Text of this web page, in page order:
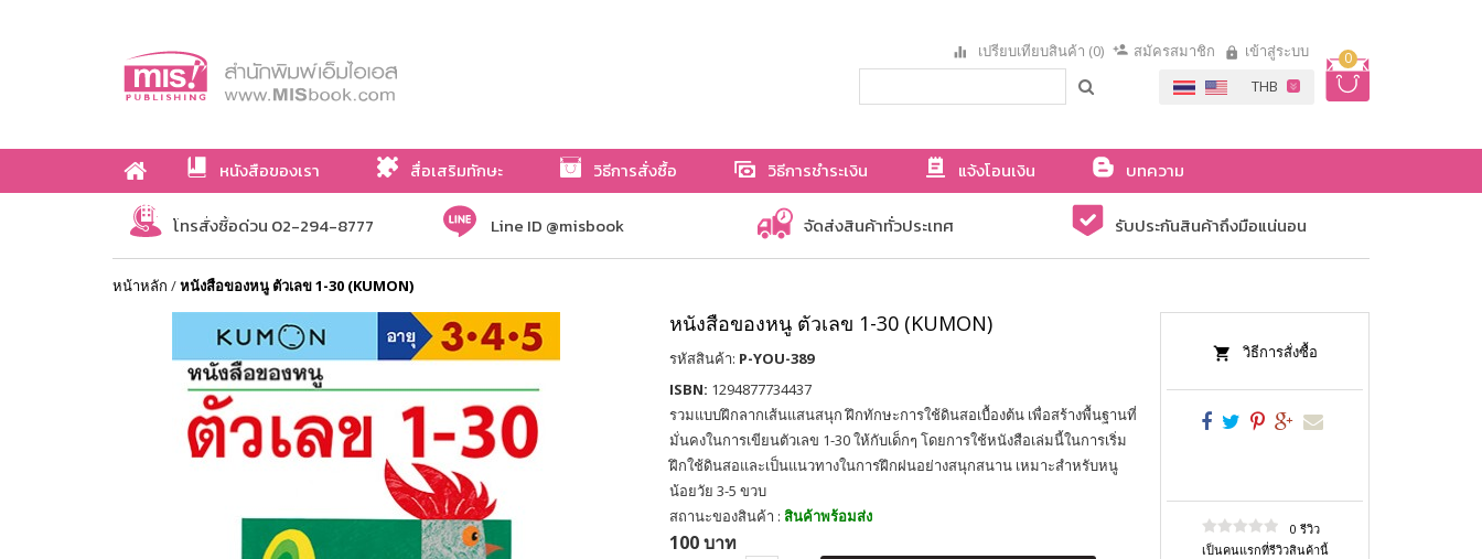
0
เปรียบเทียบสินค้า (0) สมัครสมาชิก เข้าสู่ระบบ
หนังสือของเรา สื่อเสริมทักษะ วิธีการสั่งซื้อ วิธีการชำระเงิน แจ้งโอนเงิน
บทความ
เกี่ยวกับเรา
โทรสั่งซื้อด่วน 02-294-8777 Line ID @misbook จัดส่งสินค้าทั่วประเทศ รับประกันสินค้าถึงมือแน่นอน
หน้าหลัก /หนังสือของหนู ตัวเลข 1-30 (KUMON)
หนังสือของหนู ตัวเลข 1-30 (KUMON)
รหัสสินค้า: P-YOU-389
ISBN: 1294877734437
รวมแบบฝึกลากเส้นแสนสนุก ฝึกทักษะการใช้ดินสอเบื้องต้น เพื่อสร้างพื้นฐานที่
มั่นคงในการเขียนตัวเลข 1-30 ให้กับเด็กๆ โดยการใช้หนังสือเล่มนี้ในการเริ่ม
ฝึกใช้ดินสอและเป็นแนวทางในการฝึกฝนอย่างสนุกสนาน เหมาะสำหรับหนู
น้อยวัย 3-5 ขวบ
สถานะของสินค้า : สินค้าพร้อมส่ง
100 บาท
วิธีการสั่งซื้อ
0 รีวิว
เป็นคนแรกที่รีวิวสินค้านี้